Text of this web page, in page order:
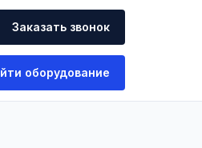
Заказать звонок
оборудование